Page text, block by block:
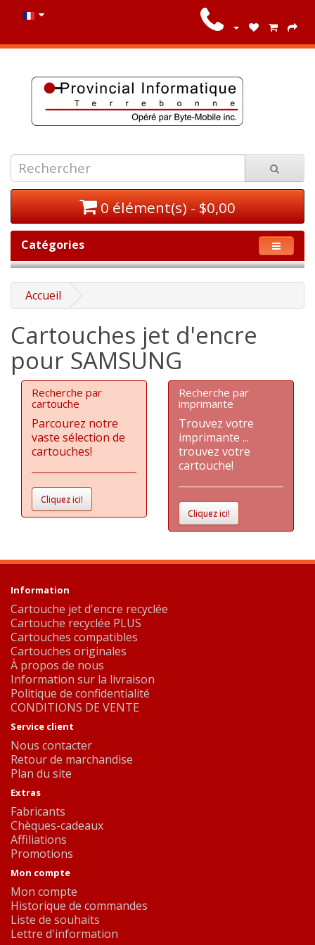
0 élément(s) - $0,00
Catégories
Accueil
Cartouches jet d'encre
pour SAMSUNG
Recherche par
cartouche
Parcourez notre
vaste sélection de
cartouches!
Cliquez ici!
Recherche par
imprimante
Trouvez votre
imprimante ...
trouvez votre
cartouche!
Cliquez ici!
Information
Cartouche jet d'encre recyclée
Cartouche recyclée PLUS
Cartouches compatibles
Cartouches originales
À propos de nous
Information sur la livraison
Politique de confidentialité
CONDITIONS DE VENTE
Service client
Nous contacter
Retour de marchandise
Plan du site
Extras
Fabricants
Chèques-cadeaux
Affiliations
Promotions
Mon compte
Mon compte
Historique de commandes
Liste de souhaits
Lettre d'information